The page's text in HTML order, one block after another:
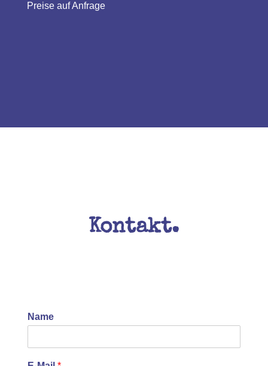
Preise auf Anfrage
Kontakt.
Name